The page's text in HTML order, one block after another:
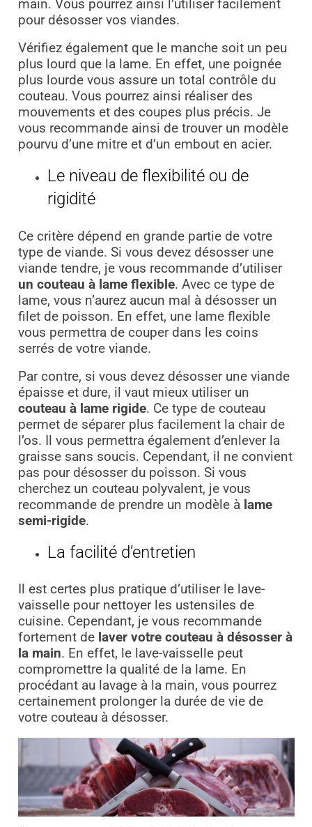
main. Vous pourrez ainsi l’utiliser facilement
pour désosser vos viandes.
Vérifiez également que le manche soit un peu
plus lourd que la lame. En effet, une poignée
plus lourde vous assure un total contrôle du
couteau. Vous pourrez ainsi réaliser des
mouvements et des coupes plus précis. Je
vous recommande ainsi de trouver un modèle
pourvu d’une mitre et d’un embout en acier.
Le niveau de flexibilité ou de
rigidité
Ce critère dépend en grande partie de votre
type de viande. Si vous devez désosser une
viande tendre, je vous recommande d’utiliser
un couteau à lame flexible. Avec ce type de
lame, vous n’aurez aucun mal à désosser un
filet de poisson. En effet, une lame flexible
vous permettra de couper dans les coins
serrés de votre viande.
Par contre, si vous devez désosser une viande
épaisse et dure, il vaut mieux utiliser un
couteau à lame rigide. Ce type de couteau
permet de séparer plus facilement la chair de
l’os. Il vous permettra également d’enlever la
graisse sans soucis. Cependant, il ne convient
pas pour désosser du poisson. Si vous
cherchez un couteau polyvalent, je vous
recommande de prendre un modèle à lame
semi-rigide.
La facilité d’entretien
Il est certes plus pratique d’utiliser le lave-
vaisselle pour nettoyer les ustensiles de
cuisine. Cependant, je vous recommande
fortement de laver votre couteau à désosser à
la main. En effet, le lave-vaisselle peut
compromettre la qualité de la lame. En
procédant au lavage à la main, vous pourrez
certainement prolonger la durée de vie de
votre couteau à désosser.